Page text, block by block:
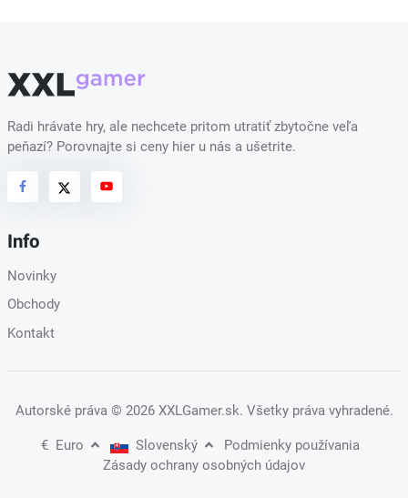
Radi hrávate hry, ale nechcete pritom utratiť zbytočne veľa
peňazí? Porovnajte si ceny hier u nás a ušetrite.
Info
Novinky
Obchody
Kontakt
Autorské práva © 2026 XXLGamer.sk. Všetky práva vyhradené.
€ Euro Slovenský
Podmienky používania
Zásady ochrany osobných údajov